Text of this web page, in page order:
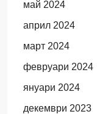
май 2024
април 2024
март 2024
февруари 2024
януари 2024
декември 2023